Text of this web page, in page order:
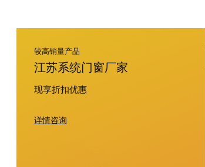
较高销量产品
江苏系统门窗厂家
现享折扣优惠
详情咨询
HOT